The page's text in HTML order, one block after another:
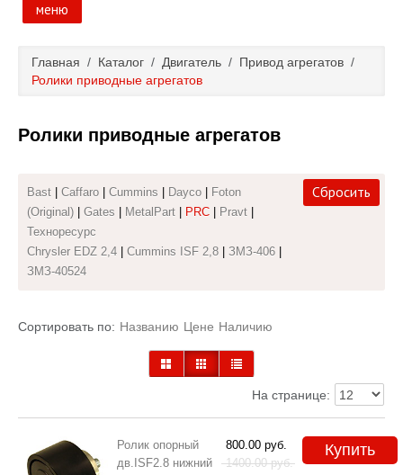
меню
Каталог
Полезные статьи
Покупка и оплата
Контакты
Главная / Каталог / Двигатель / Привод агрегатов /
Ролики приводные агрегатов
Ролики приводные агрегатов
Bast Caffaro Cummins Dayco
Foton
(Original)
Gates MetalPart PRC Pravt
Техноресурс
Chrysler EDZ 2,4
Cummins ISF 2,8 ЗМЗ-406
ЗМЗ-40524
Сбросить
Сортировать по: Названию Цене Наличию
На странице:
Ролик опорный
дв.ISF2.8 нижний
800.00 руб.
1400.00 руб.
Купить